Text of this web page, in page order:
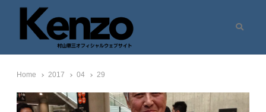
七転八起 – 村山憲三 Official Site
村山憲三ウェブサイト
Home 2017 04 29